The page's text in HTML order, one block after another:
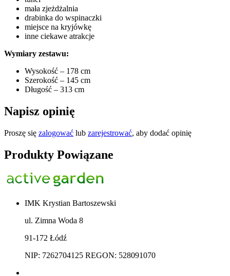
mała zjeżdżalnia
drabinka do wspinaczki
miejsce na kryjówkę
inne ciekawe atrakcje
Wymiary zestawu:
Wysokość – 178 cm
Szerokość – 145 cm
Długość – 313 cm
Napisz opinię
Proszę się zalogować lub zarejestrować, aby dodać opinię
Produkty Powiązane
IMK Krystian Bartoszewski
ul. Zimna Woda 8
91-172 Łódź
NIP: 7262704125 REGON: 528091070